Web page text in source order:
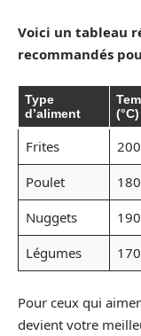
Voici un tableau
recommandés
Type
d’aliment
(°C)
Frites 200
Poulet
180
Nuggets
190
Légumes
170
Pour ceux qui
devient votre